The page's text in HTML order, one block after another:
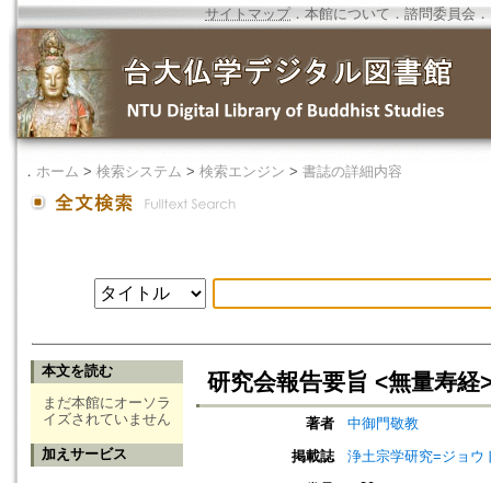
サイトマップ．本館について ． 諮問委員会 ．
． ホーム > 検索システム > 検索エンジン > 書誌の詳細内容
本文を読む
まだ本館にオーソラ
イズされていません
加えサービス
研究会報告要旨 <無量寿
著者
中御門敬教
掲載誌
浄土宗学研究=ジョウ